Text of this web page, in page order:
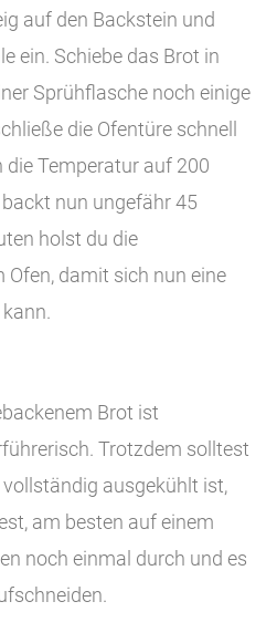
auf den Backstein und
ein. Schiebe das Brot in
Sprühflasche noch einige
die Ofentüre schnell
die Temperatur auf 200
nun ungefähr 45
holst du die
Ofen, damit sich nun eine
Brot ist
Trotzdem solltest
ausgekühlt ist,
am besten auf einem
noch einmal durch und es